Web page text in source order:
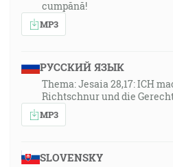
cumpănă!
MP3
РУССКИЙ ЯЗЫК
Thema: Jesaia 28,17: ICH
Richtschnur und die
MP3
SLOVENSKY